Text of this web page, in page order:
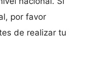
por favor
de realizar tu